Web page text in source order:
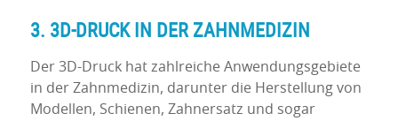
3. 3D-DRUCK IN DER ZAHNMEDIZIN
Der 3D-Druck hat zahlreiche Anwendungsgebiete
in der Zahnmedizin, darunter die Herstellung von
Modellen, Schienen, Zahnersatz und sogar